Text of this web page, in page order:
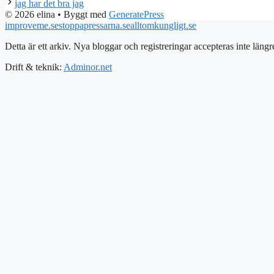
jag har det bra jag
© 2026 elina • Byggt med GeneratePress
improveme.sestoppapressarna.sealltomkungligt.se
Detta är ett arkiv. Nya bloggar och registreringar accepteras inte
Drift & teknik: Adminor.net